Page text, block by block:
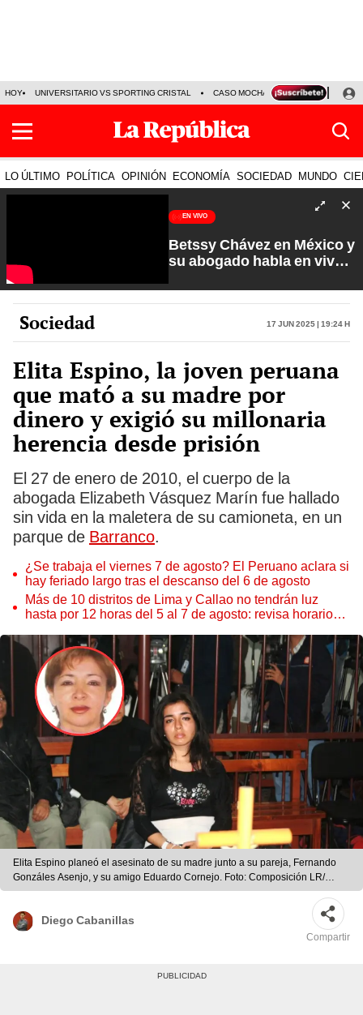
HOY UNIVERSITARIO VS SPORTING CRISTAL CASO MOCHASUELDOS
LO ÚLTIMO POLÍTICA OPINIÓN ECONOMÍA SOCIEDAD MUNDO
EN VIVO
Betssy Chávez en México y
su abogado habla en vivo |
Carlos Cornejo
Sociedad 17 Jun 2025 | 19:24 h
Elita Espino, la joven peruana
que mató a su madre por
dinero y exigió su millonaria
herencia desde prisión
El 27 de enero de 2010, el cuerpo de la
abogada Elizabeth Vásquez Marín fue hallado
sin vida en la maletera de su camioneta, en un
parque de Barranco.
¿Se trabaja el viernes 7 de agosto? El Peruano aclara si
hay feriado largo tras el descanso del 6 de agosto
Más de 10 distritos de Lima y Callao no tendrán luz
hasta por 12 horas del 5 al 7 de agosto: revisa horarios y
Elita Espino planeó el asesinato de su madre junto a su pareja, Fernando
Gonzáles Asenjo, y su amigo Eduardo Cornejo. Foto: Composición LR/
Andina/ Generacción
Diego Cabanillas
Compartir